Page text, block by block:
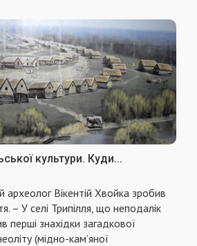
культури. Куди...
археолог Вікентій Хвойка зробив
– У селі Трипілля, що неподалік
перші знахідки загадкової
(мідно-кам’яної